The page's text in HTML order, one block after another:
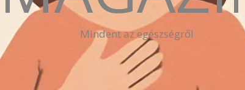
Mindent az egészségről